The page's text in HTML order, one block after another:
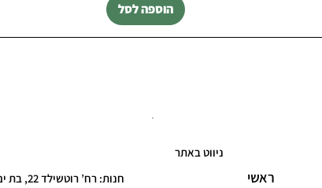
הוספה לסל
חנות: רח’ רוטשילד 22, בת ים
ניווט באתר
ראשי